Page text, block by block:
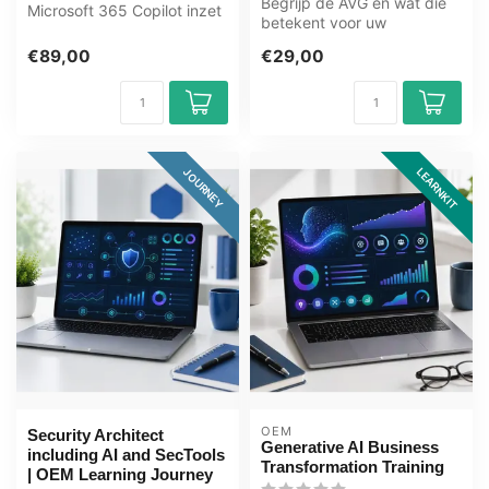
Microsoft 365 Copilot inzet
...
€89,00
betekent voor uw
behandel...
€29,00
JOURNEY
Security Architect
including AI and SecTools
| OEM Learning Journey
LEARNKIT
OEM
Generative AI Business
Transformation Training